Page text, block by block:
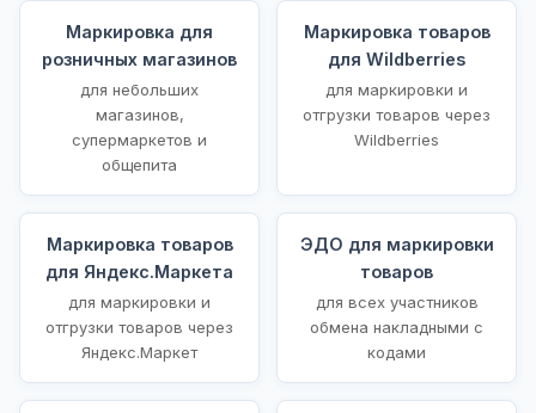
Маркировка для
розничных магазинов
для небольших
магазинов,
супермаркетов и
общепита
Маркировка товаров
для Wildberries
для маркировки и
отгрузки товаров через
Wildberries
Маркировка товаров
для Яндекс.Маркета
для маркировки и
отгрузки товаров через
Яндекс.Маркет
ЭДО для маркировки
товаров
для всех участников
обмена накладными с
кодами